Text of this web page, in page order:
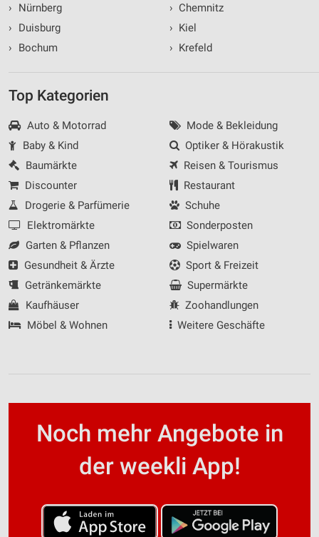
›
Nürnberg
›
Duisburg
›
Bochum
› Chemnitz
› Kiel
› Krefeld
Top Kategorien
Auto & Motorrad
Baby & Kind
Baumärkte
Discounter
Drogerie & Parfümerie
Elektromärkte
Garten & Pflanzen
Gesundheit & Ärzte
Getränkemärkte
Kaufhäuser
Möbel & Wohnen
Mode & Bekleidung
Optiker & Hörakustik
Reisen & Tourismus
Restaurant
Schuhe
Sonderposten
Spielwaren
Sport & Freizeit
Supermärkte
Zoohandlungen
Weitere Geschäfte
Noch mehr Angebote in
der weekli App!